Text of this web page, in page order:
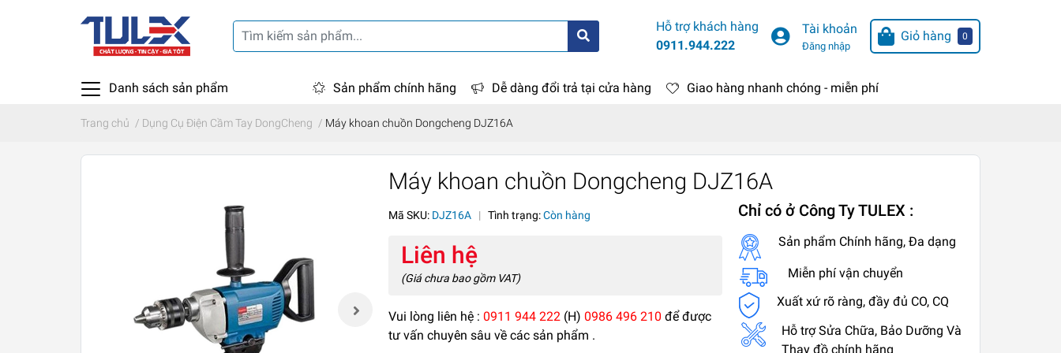
Hỗ trợ khách hàng
0911.944.222
Tài khoản
Đăng nhập
Giỏ hàng 0
Danh sách sản phẩm Sản phẩm chính hãng Dễ dàng đổi trả tại cửa hàng Giao hàng nhanh chóng - miễn phí
Trang chủ / Dụng Cụ Điện Cầm Tay DongCheng / Máy khoan chuồn Dongcheng DJZ16A
Máy khoan chuồn Dongcheng DJZ16A
Mã SKU: DJZ16A | Tình trạng:Còn hàng
Liên hệ
(Giá chưa bao gồm VAT)
Vui lòng liên hệ :0911 944 222 (H)0986 496 210 để được
tư vấn chuyên sâu về các sản phẩm .
Chỉ có ở Công Ty TULEX :
Sản phẩm Chính hãng, Đa dạng
Miễn phí vận chuyển
Xuất xứ rõ ràng, đầy đủ CO, CQ
Hỗ trợ Sửa Chữa, Bảo Dưỡng Và
Thay đồ chính hãng